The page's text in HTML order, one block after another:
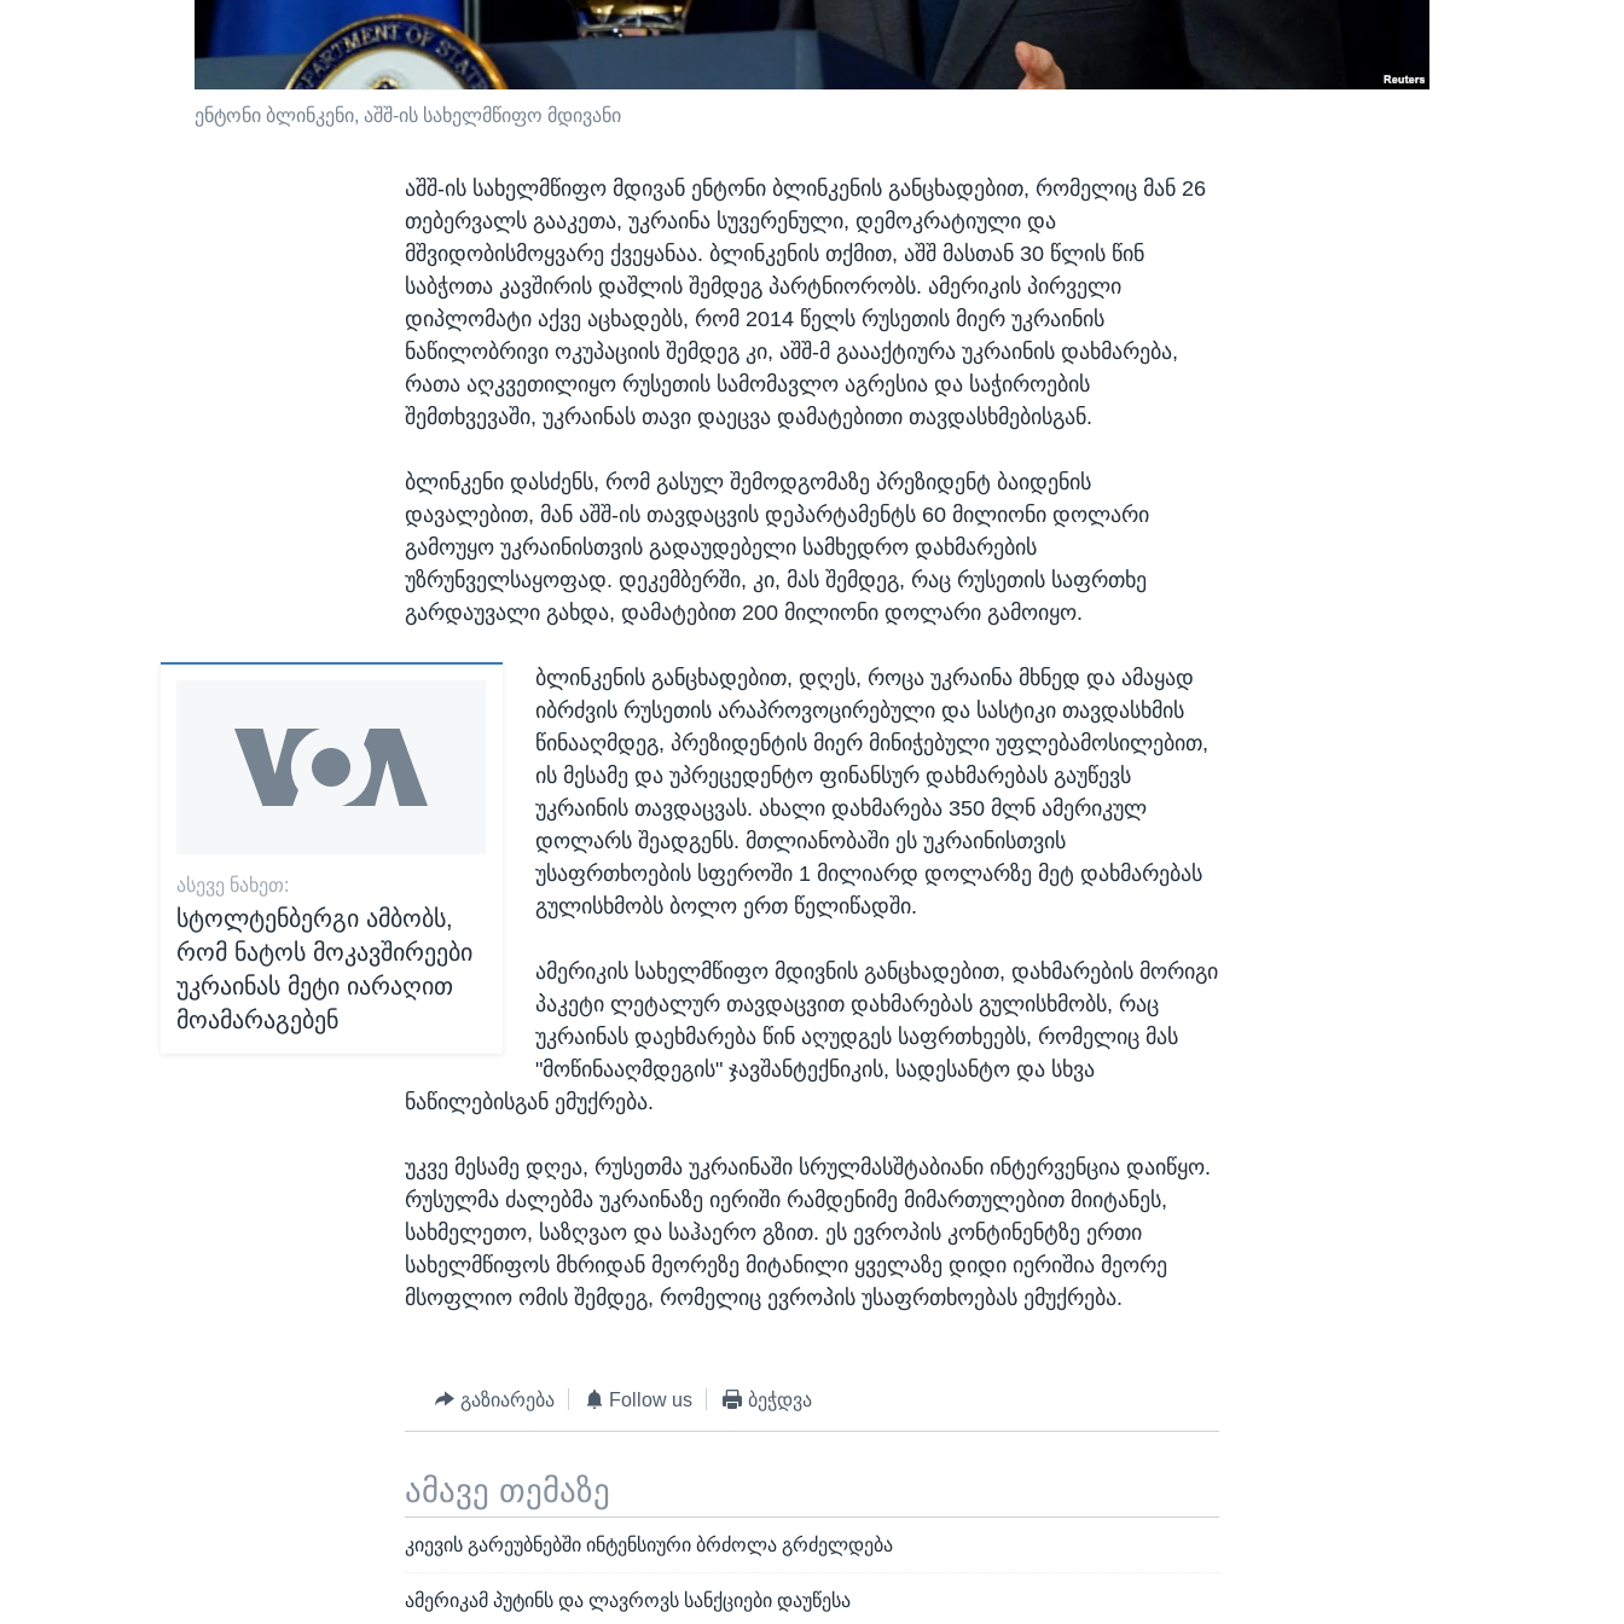
ენტონი ბლინკენი, აშშ-ის სახელმწიფო მდივანი
აშშ-ის სახელმწიფო მდივან ენტონი ბლინკენის განცხადებით, რომელიც მან 26
თებერვალს გააკეთა, უკრაინა სუვერენული, დემოკრატიული და
მშვიდობისმოყვარე ქვეყანაა. ბლინკენის თქმით, აშშ მასთან 30 წლის წინ
საბჭოთა კავშირის დაშლის შემდეგ პარტნიორობს. ამერიკის პირველი
დიპლომატი აქვე აცხადებს, რომ 2014 წელს რუსეთის მიერ უკრაინის
ნაწილობრივი ოკუპაციის შემდეგ კი, აშშ-მ გაააქტიურა უკრაინის დახმარება,
რათა აღკვეთილიყო რუსეთის სამომავლო აგრესია და საჭიროების
შემთხვევაში, უკრაინას თავი დაეცვა დამატებითი თავდასხმებისგან.
ბლინკენი დასძენს, რომ გასულ შემოდგომაზე პრეზიდენტ ბაიდენის
დავალებით, მან აშშ-ის თავდაცვის დეპარტამენტს 60 მილიონი დოლარი
გამოუყო უკრაინისთვის გადაუდებელი სამხედრო დახმარების
უზრუნველსაყოფად. დეკემბერში, კი, მას შემდეგ, რაც რუსეთის საფრთხე
გარდაუვალი გახდა, დამატებით 200 მილიონი დოლარი გამოიყო.
ᲐᲡᲔᲕᲔ ᲜᲐᲮᲔᲗ:
სტოლტენბერგი ამბობს,
რომ ნატოს მოკავშირეები
უკრაინას მეტი იარაღით
მოამარაგებენ
ბლინკენის განცხადებით, დღეს, როცა უკრაინა მხნედ და ამაყად
იბრძვის რუსეთის არაპროვოცირებული და სასტიკი თავდასხმის
წინააღმდეგ, პრეზიდენტის მიერ მინიჭებული უფლებამოსილებით,
ის მესამე და უპრეცედენტო ფინანსურ დახმარებას გაუწევს
უკრაინის თავდაცვას. ახალი დახმარება 350 მლნ ამერიკულ
დოლარს შეადგენს. მთლიანობაში ეს უკრაინისთვის
უსაფრთხოების სფეროში 1 მილიარდ დოლარზე მეტ დახმარებას
გულისხმობს ბოლო ერთ წელიწადში.
ამერიკის სახელმწიფო მდივნის განცხადებით, დახმარების მორიგი
პაკეტი ლეტალურ თავდაცვით დახმარებას გულისხმობს, რაც
უკრაინას დაეხმარება წინ აღუდგეს საფრთხეებს, რომელიც მას
"მოწინააღმდეგის" ჯავშანტექნიკის, სადესანტო და სხვა
ნაწილებისგან ემუქრება.
უკვე მესამე დღეა, რუსეთმა უკრაინაში სრულმასშტაბიანი ინტერვენცია დაიწყო.
რუსულმა ძალებმა უკრაინაზე იერიში რამდენიმე მიმართულებით მიიტანეს,
სახმელეთო, საზღვაო და საჰაერო გზით. ეს ევროპის კონტინენტზე ერთი
სახელმწიფოს მხრიდან მეორეზე მიტანილი ყველაზე დიდი იერიშია მეორე
მსოფლიო ომის შემდეგ, რომელიც ევროპის უსაფრთხოებას ემუქრება.
გაზიარება Follow us ბეჭდვა
ამავე თემაზე
კიევის გარეუბნებში ინტენსიური ბრძოლა გრძელდება
ამერიკამ პუტინს და ლავროვს სანქციები დაუწესა